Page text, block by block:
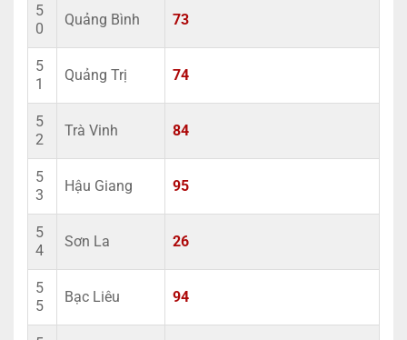
5
0
Quảng Bình 73
5
1
Quảng Trị 74
5
2
Trà Vinh 84
5
3
Hậu Giang 95
5
4
Sơn La 26
5
5
Bạc Liêu 94